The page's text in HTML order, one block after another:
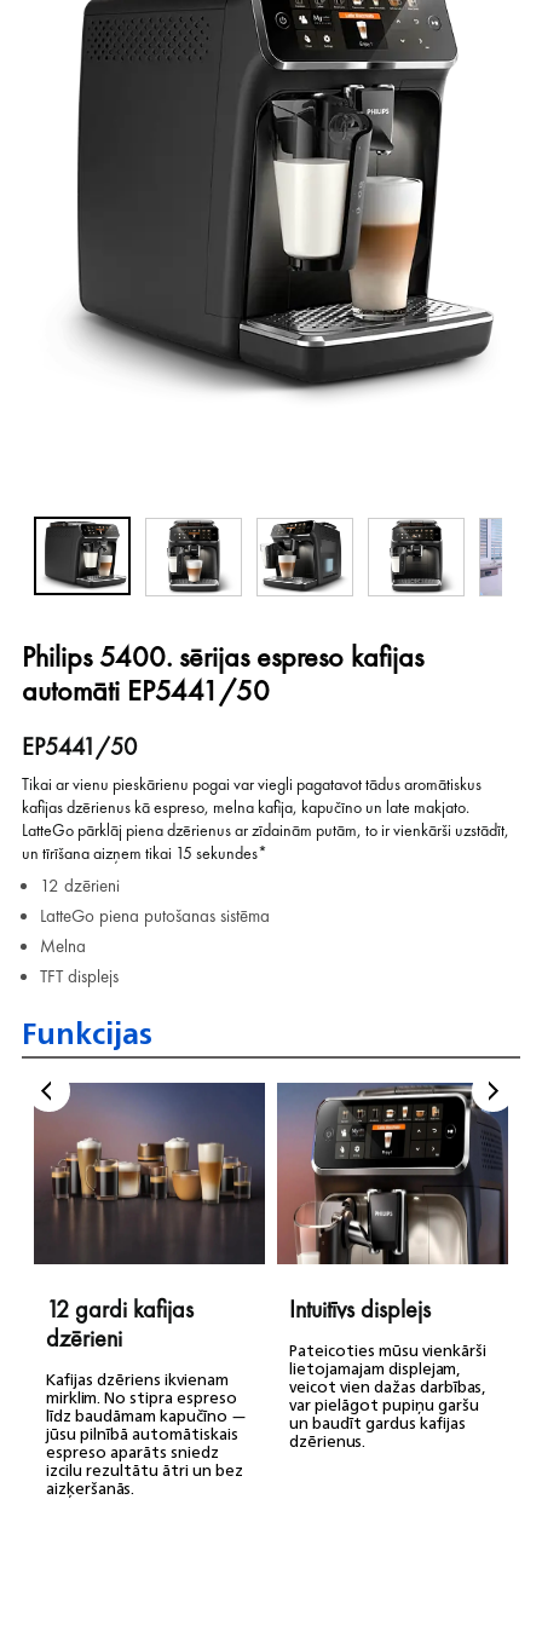
Philips 5400. sērijas espreso kafijas
automāti EP5441/50
EP5441/50
Tikai ar vienu pieskārienu pogai var viegli pagatavot tādus aromātiskus
kafijas dzērienus kā espreso, melna kafija, kapučīno un late makjato.
LatteGo pārklāj piena dzērienus ar zīdainām putām, to ir vienkārši uzstādīt,
un tīrīšana aizņem tikai 15 sekundes*
12 dzērieni
LatteGo piena putošanas sistēma
Melna
TFT displejs
Funkcijas
12 gardi kafijas
dzērieni
Kafijas dzēriens ikvienam
mirklim. No stipra espreso
līdz baudāmam kapučīno —
jūsu pilnībā automātiskais
espreso aparāts sniedz
izcilu rezultātu ātri un bez
aizķeršanās.
Intuitīvs displejs
Pateicoties mūsu vienkārši
lietojamajam displejam,
veicot vien dažas darbības,
var pielāgot pupiņu garšu
un baudīt gardus kafijas
dzērienus.